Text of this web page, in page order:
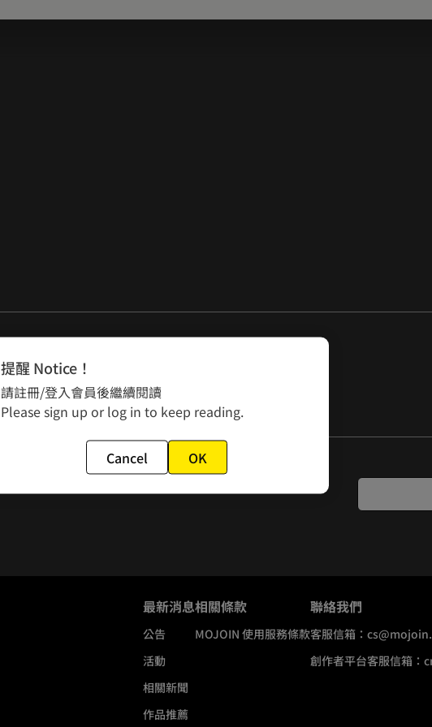
最新消息
公告
活動
相關新聞
作品推薦
相關條款
MOJOIN 使用服務條款
聯絡我們
客服信箱：
創作者平台客服信箱：
提醒 Notice！
請註冊/登入會員後繼續閱讀
Please sign up or log in to keep reading.
Cancel OK